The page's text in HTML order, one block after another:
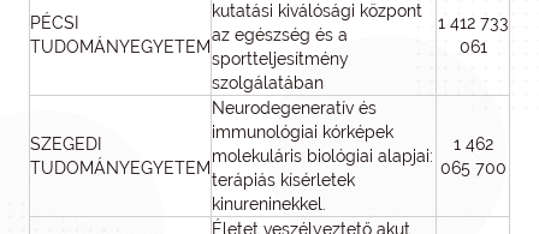
PÉCSI
TUDOMÁNYEGYETEM
kutatási kiválósági központ
az egészség és a
sportteljesítmény
szolgálatában
1 412 733
061
SZEGEDI
TUDOMÁNYEGYETEM
Neurodegeneratív és
immunológiai kórképek
molekuláris biológiai alapjai:
terápiás kísérletek
kinureninekkel.
1 462
065 700
Életet veszélyeztető akut